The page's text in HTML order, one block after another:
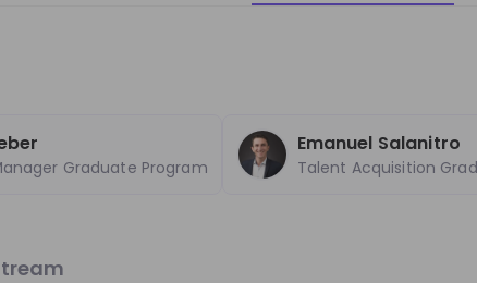
Jobs Live streams Recordings Mentors
Graduate Program
Emanuel Salanitro
Talent Acquisition